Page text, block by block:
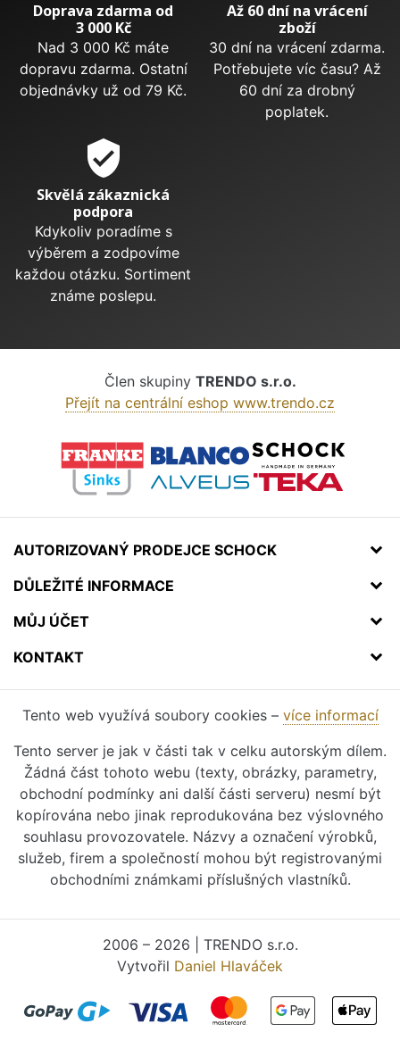
Doprava zdarma od
3 000 Kč
Nad 3 000 Kč máte
dopravu zdarma. Ostatní
objednávky už od 79 Kč.
Až 60 dní na vrácení
zboží
30 dní na vrácení zdarma.
Potřebujete víc času? Až
60 dní za drobný
poplatek.
verified_user
Skvělá zákaznická
podpora
Kdykoliv poradíme s
výběrem a zodpovíme
každou otázku. Sortiment
známe poslepu.
Člen skupiny TRENDO s.r.o.
Přejít na centrální eshop www.trendo.cz
AUTORIZOVANÝ PRODEJCE SCHOCK
DŮLEŽITÉ INFORMACE
MŮJ ÚČET
KONTAKT
Tento web využívá soubory cookies – více informací
Tento server je jak v části tak v celku autorským dílem.
Žádná část tohoto webu (texty, obrázky, parametry,
obchodní podmínky ani další části serveru) nesmí být
kopírována nebo jinak reprodukována bez výslovného
souhlasu provozovatele. Názvy a označení výrobků,
služeb, firem a společností mohou být registrovanými
obchodními známkami příslušných vlastníků.
2006 – 2026 | TRENDO s.r.o.
Vytvořil Daniel Hlaváček